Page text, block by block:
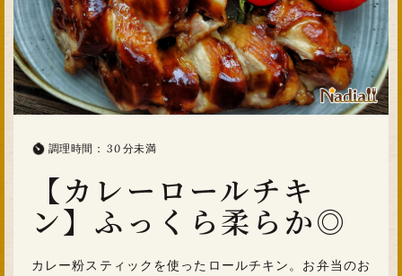
調理時間 ： 30 分未満
【カレーロールチキ
ン】ふっくら柔らか◎
カレー粉スティックを使ったロールチキン。お弁当のお